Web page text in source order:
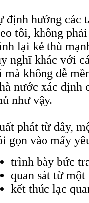
định hướng các
tôi, không
lại kẻ thù
nghĩ khác với
mà không dễ
nước xác định
như vậy.
phát từ đây,
gọn vào mấy
trình bày bức
quan sát từ
kết thúc lạc